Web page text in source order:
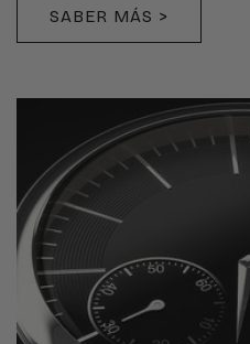
SABER MÁS >